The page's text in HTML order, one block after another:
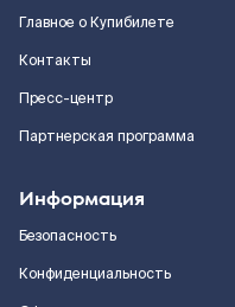
Главное о Купибилете
Контакты
Пресс-центр
Партнерская программа
Информация
Безопасность
Конфиденциальность